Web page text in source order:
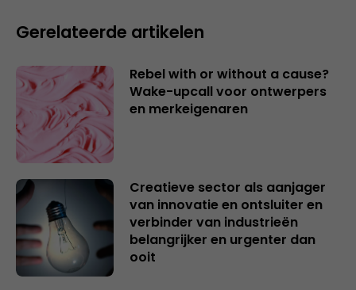
Gerelateerde artikelen
Rebel with or without a cause?
Wake-upcall voor ontwerpers
en merkeigenaren
Creatieve sector als aanjager
van innovatie en ontsluiter en
verbinder van industrieën
belangrijker en urgenter dan
ooit